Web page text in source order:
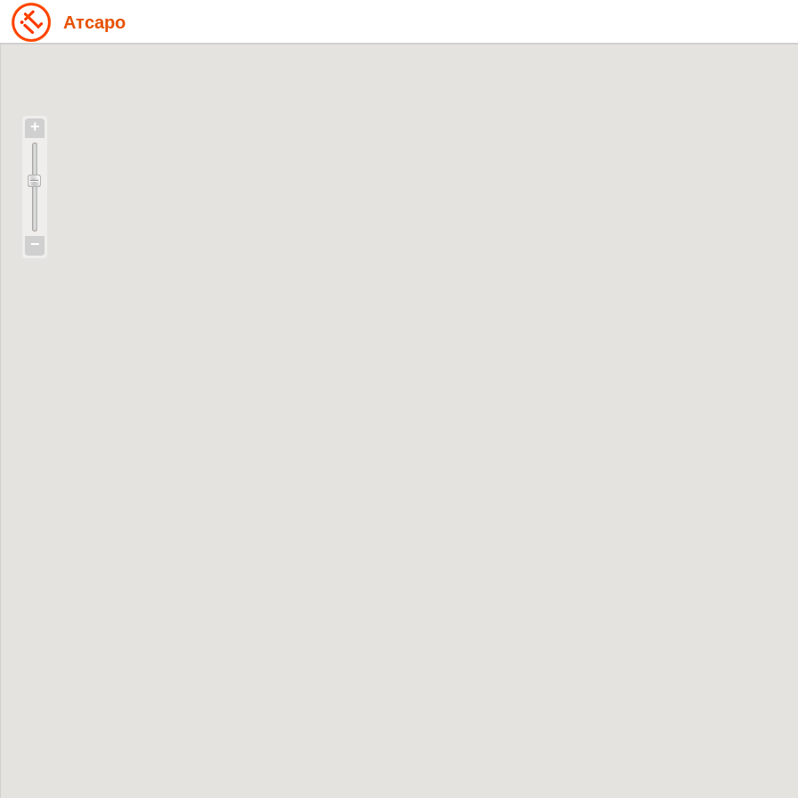
Атсаро
+
−